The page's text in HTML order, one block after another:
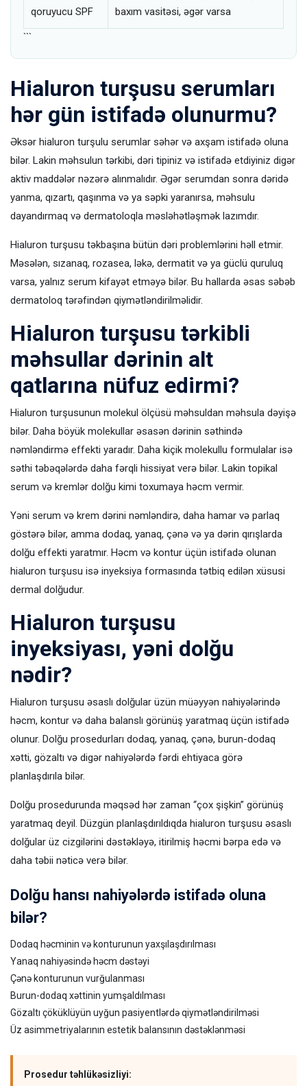
qoruyucu SPF
baxım vasitəsi, əgər varsa
```
Hialuron turşusu serumları
hər gün istifadə olunurmu?
Əksər hialuron turşulu serumlar səhər və axşam istifadə oluna
bilər. Lakin məhsulun tərkibi, dəri tipiniz və istifadə etdiyiniz digər
aktiv maddələr nəzərə alınmalıdır. Əgər serumdan sonra dəridə
yanma, qızartı, qaşınma və ya səpki yaranırsa, məhsulu
dayandırmaq və dermatoloqla məsləhətləşmək lazımdır.
Hialuron turşusu təkbaşına bütün dəri problemlərini həll etmir.
Məsələn, sızanaq, rozasea, ləkə, dermatit və ya güclü quruluq
varsa, yalnız serum kifayət etməyə bilər. Bu hallarda əsas səbəb
dermatoloq tərəfindən qiymətləndirilməlidir.
Hialuron turşusu tərkibli
məhsullar dərinin alt
qatlarına nüfuz edirmi?
Hialuron turşusunun molekul ölçüsü məhsuldan məhsula dəyişə
bilər. Daha böyük molekullar əsasən dərinin səthində
nəmləndirmə effekti yaradır. Daha kiçik molekullu formulalar isə
səthi təbəqələrdə daha fərqli hissiyat verə bilər. Lakin topikal
serum və kremlər dolğu kimi toxumaya həcm vermir.
Yəni serum və krem dərini nəmləndirə, daha hamar və parlaq
göstərə bilər, amma dodaq, yanaq, çənə və ya dərin qırışlarda
dolğu effekti yaratmır. Həcm və kontur üçün istifadə olunan
hialuron turşusu isə inyeksiya formasında tətbiq edilən xüsusi
dermal dolğudur.
Hialuron turşusu
inyeksiyası, yəni dolğu
nədir?
Hialuron turşusu əsaslı dolğular üzün müəyyən nahiyələrində
həcm, kontur və daha balanslı görünüş yaratmaq üçün istifadə
olunur. Dolğu prosedurları dodaq, yanaq, çənə, burun-dodaq
xətti, gözaltı və digər nahiyələrdə fərdi ehtiyaca görə
planlaşdırıla bilər.
Dolğu prosedurunda məqsəd hər zaman “çox şişkin” görünüş
yaratmaq deyil. Düzgün planlaşdırıldıqda hialuron turşusu əsaslı
dolğular üz cizgilərini dəstəkləyə, itirilmiş həcmi bərpa edə və
daha təbii nəticə verə bilər.
Dolğu hansı nahiyələrdə istifadə oluna
bilər?
Dodaq həcminin və konturunun yaxşılaşdırılması
Yanaq nahiyəsində həcm dəstəyi
Çənə konturunun vurğulanması
Burun-dodaq xəttinin yumşaldılması
Gözaltı çöküklüyün uyğun pasiyentlərdə qiymətləndirilməsi
Üz asimmetriyalarının estetik balansının dəstəklənməsi
Prosedur təhlükəsizliyi: